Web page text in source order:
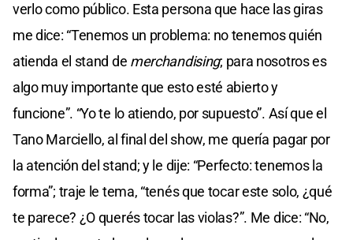
verlo como público. Esta persona que hace las giras
me dice: “Tenemos un problema: no tenemos quién
atienda el stand de merchandising; para nosotros es
algo muy importante que esto esté abierto y
funcione”. “Yo te lo atiendo, por supuesto”. Así que el
Tano Marciello, al final del show, me quería pagar por
la atención del stand; y le dije: “Perfecto: tenemos la
forma”; traje le tema, “tenés que tocar este solo, ¿qué
te parece? ¿O querés tocar las violas?”. Me dice: “No,